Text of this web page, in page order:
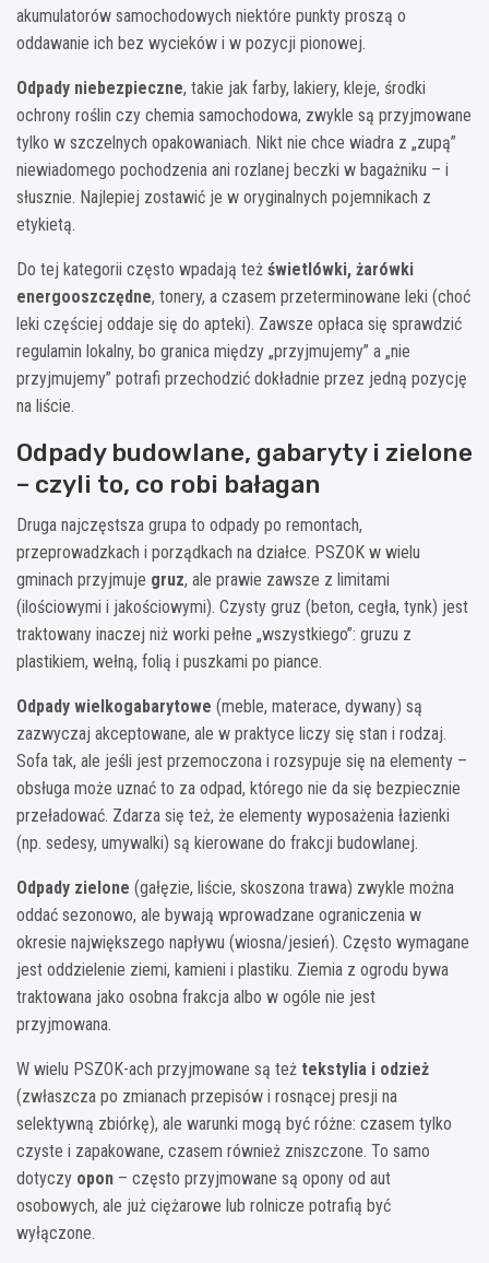
akumulatorów samochodowych niektóre punkty proszą o
oddawanie ich bez wycieków i w pozycji pionowej.
Odpady niebezpieczne, takie jak farby, lakiery, kleje, środki
ochrony roślin czy chemia samochodowa, zwykle są przyjmowane
tylko w szczelnych opakowaniach. Nikt nie chce wiadra z „zupą”
niewiadomego pochodzenia ani rozlanej beczki w bagażniku – i
słusznie. Najlepiej zostawić je w oryginalnych pojemnikach z
etykietą.
Do tej kategorii często wpadają też świetlówki, żarówki
energooszczędne, tonery, a czasem przeterminowane leki (choć
leki częściej oddaje się do apteki). Zawsze opłaca się sprawdzić
regulamin lokalny, bo granica między „przyjmujemy” a „nie
przyjmujemy” potrafi przechodzić dokładnie przez jedną pozycję
na liście.
Odpady budowlane, gabaryty i zielone
– czyli to, co robi bałagan
Druga najczęstsza grupa to odpady po remontach,
przeprowadzkach i porządkach na działce. PSZOK w wielu
gminach przyjmuje gruz, ale prawie zawsze z limitami
(ilościowymi i jakościowymi). Czysty gruz (beton, cegła, tynk) jest
traktowany inaczej niż worki pełne „wszystkiego”: gruzu z
plastikiem, wełną, folią i puszkami po piance.
Odpady wielkogabarytowe (meble, materace, dywany) są
zazwyczaj akceptowane, ale w praktyce liczy się stan i rodzaj.
Sofa tak, ale jeśli jest przemoczona i rozsypuje się na elementy –
obsługa może uznać to za odpad, którego nie da się bezpiecznie
przeładować. Zdarza się też, że elementy wyposażenia łazienki
(np. sedesy, umywalki) są kierowane do frakcji budowlanej.
Odpady zielone (gałęzie, liście, skoszona trawa) zwykle można
oddać sezonowo, ale bywają wprowadzane ograniczenia w
okresie największego napływu (wiosna/jesień). Często wymagane
jest oddzielenie ziemi, kamieni i plastiku. Ziemia z ogrodu bywa
traktowana jako osobna frakcja albo w ogóle nie jest
przyjmowana.
W wielu PSZOK-ach przyjmowane są też tekstylia i odzież
(zwłaszcza po zmianach przepisów i rosnącej presji na
selektywną zbiórkę), ale warunki mogą być różne: czasem tylko
czyste i zapakowane, czasem również zniszczone. To samo
dotyczy opon – często przyjmowane są opony od aut
osobowych, ale już ciężarowe lub rolnicze potrafią być
wyłączone.